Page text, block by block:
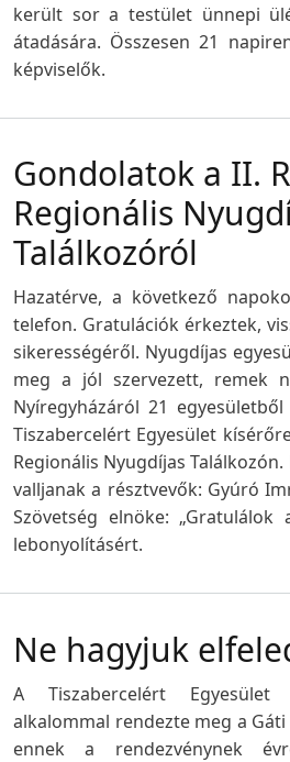
került sor a testület ünnepi
átadására. Összesen 21
képviselők.
Gondolatok a II.
Regionális
Találkozóról
Hazatérve, a következő
telefon. Gratulációk érkeztek,
sikerességéről. Nyugdíjas
meg a jól szervezett, remek
Nyíregyházáról 21
Tiszabercelért Egyesület
Regionális Nyugdíjas
valljanak a résztvevők: Gyúró
Szövetség elnöke: „Gratulálok
lebonyolításért.
Ne hagyjuk
A Tiszabercelért
alkalommal rendezte meg a
ennek a rendezvénynek